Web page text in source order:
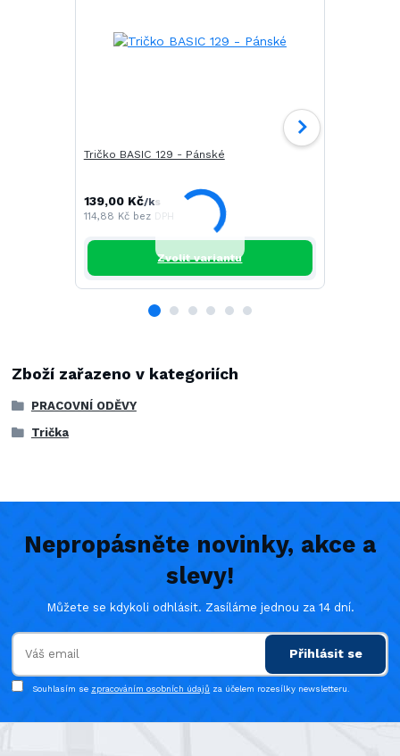
Tričko BASIC 129 - Pánské
139,00 Kč/ks
114,88 Kč bez DPH
Zvolit variantu
Zboží zařazeno v kategoriích
PRACOVNÍ ODĚVY
Trička
Nepropásněte novinky, akce a
slevy!
Můžete se kdykoli odhlásit. Zasíláme jednou za 14 dní.
Přihlásit se
Souhlasím se zpracováním osobních údajů za účelem rozesílky newsletteru.